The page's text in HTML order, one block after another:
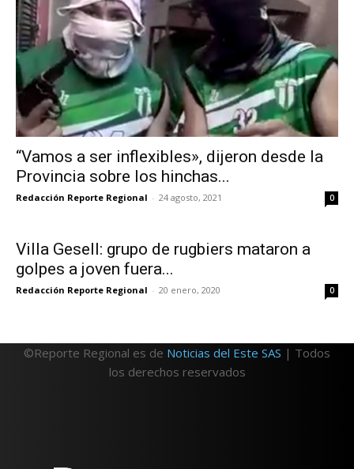
“Vamos a ser inflexibles», dijeron desde la
Provincia sobre los hinchas...
Redacción Reporte Regional - 24 agosto, 2021 0
Villa Gesell: grupo de rugbiers mataron a
golpes a joven fuera...
Redacción Reporte Regional - 20 enero, 2020 0
©Reporte Regional es de Noticias del Este SAS | Todos
los derechos reservados